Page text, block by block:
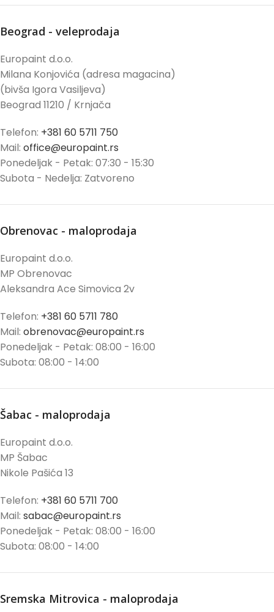
Beograd - veleprodaja
Europaint d.o.o.
Milana Konjovića (adresa magacina)
(bivša Igora Vasiljeva)
Beograd 11210 / Krnjača
Telefon: +381 60 5711 750
Mail: office@europaint.rs
Ponedeljak - Petak: 07:30 - 15:30
Subota - Nedelja: Zatvoreno
Obrenovac - maloprodaja
Europaint d.o.o.
MP Obrenovac
Aleksandra Ace Simovica 2v
Telefon: +381 60 5711 780
Mail: obrenovac@europaint.rs
Ponedeljak - Petak: 08:00 - 16:00
Subota: 08:00 - 14:00
Šabac - maloprodaja
Europaint d.o.o.
MP Šabac
Nikole Pašića 13
Telefon: +381 60 5711 700
Mail: sabac@europaint.rs
Ponedeljak - Petak: 08:00 - 16:00
Subota: 08:00 - 14:00
Sremska Mitrovica - maloprodaja